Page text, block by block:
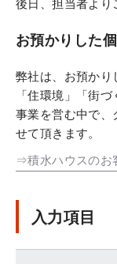
お預かりした
弊社は、お預かり
「住環境」「街
事業を営む中で、
せて頂きます。
⇒積水ハウスのお
入力項目